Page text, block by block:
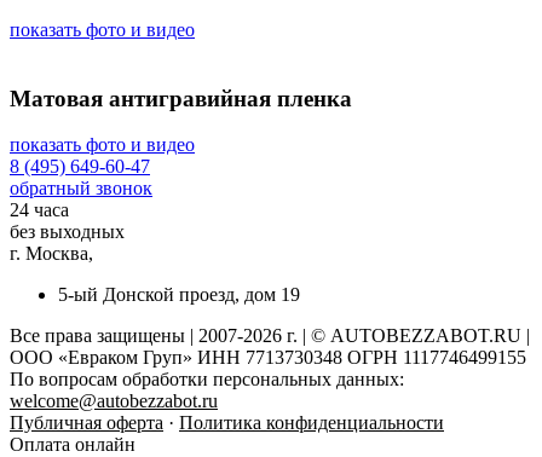
показать фото и видео
Матовая антигравийная пленка
показать фото и видео
8 (495) 649-60-47
обратный звонок
24 часа
без выходных
г. Москва,
5-ый Донской проезд, дом 19
Все права защищены | 2007-2026 г. | © AUTOBEZZABOT.RU |
ООО «Евраком Груп» ИНН 7713730348 ОГРН 1117746499155
По вопросам обработки персональных данных:
welcome@autobezzabot.ru
Публичная оферта · Политика конфиденциальности
Оплата онлайн